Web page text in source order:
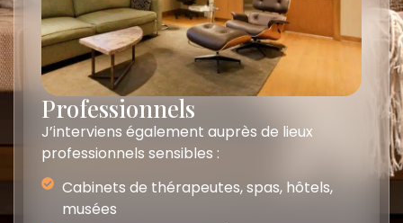
Professionnels
J’interviens également auprès de lieux
professionnels sensibles :
Cabinets de thérapeutes, spas, hôtels,
musées